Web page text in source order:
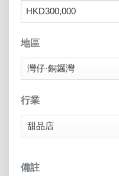
地區
行業
備註